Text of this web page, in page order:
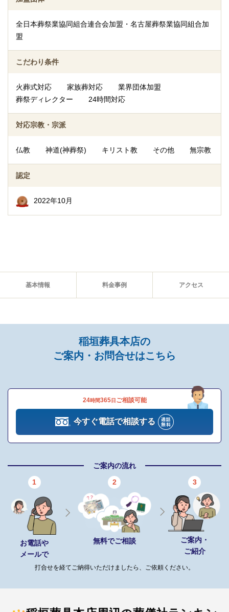
全日本葬祭業協同組合連合会加盟・名古屋葬祭業協同組合加
盟
こだわり条件
火葬式対応 家族葬対応
業界団体加盟
葬祭ディレクター
24時間対応
対応宗教・宗派
仏教 神道(神葬祭) キリスト教 その他 無宗教
認定
2022年10月
基本情報 料金事例 アクセス
稲垣葬具本店の
ご案内・お問合せはこちら
24時間365日 ご相談可能
今すぐ電話で相談する
ご案内の流れ
1
お電話や
メールで
2
無料でご相談
3
ご案内・
ご紹介
打合せを経てご納得いただけましたら、ご依頼ください。